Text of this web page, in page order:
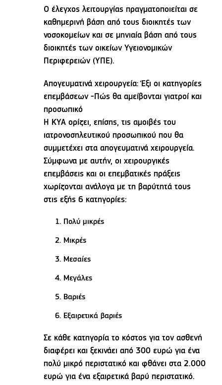
Ο έλεγχος λειτουργίας πραγματοποιείται σε
καθημερινή βάση από τους διοικητές των
νοσοκομείων και σε μηνιαία βάση από τους
διοικητές των οικείων Υγειονομικών
Περιφερειών (ΥΠΕ).
Απογευματινά χειρουργεία: Έξι οι κατηγορίες
επεμβάσεων -Πώς θα αμείβονται γιατροί και
προσωπικό
Η ΚΥΑ ορίζει, επίσης, τις αμοιβές του
ιατρονοσηλευτικού προσωπικού που θα
συμμετέχει στα απογευματινά χειρουργεία.
Σύμφωνα με αυτήν, οι χειρουργικές
επεμβάσεις και οι επεμβατικές πράξεις
χωρίζονται ανάλογα με τη βαρύτητά τους
στις εξής 6 κατηγορίες:
Πολύ μικρές
Μικρές
Μεσαίες
Μεγάλες
Βαριές
Εξαιρετικά βαριές
Σε κάθε κατηγορία το κόστος για τον ασθενή
διαφέρει και ξεκινάει από 300 ευρώ για ένα
πολύ μικρό περιστατικό και φθάνει στα 2.000
ευρώ για ένα εξαιρετικά βαρύ περιστατικό.